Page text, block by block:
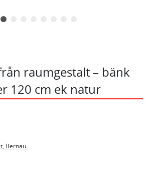
raumgestalt – bänk
120 cm ek natur
Bernau.